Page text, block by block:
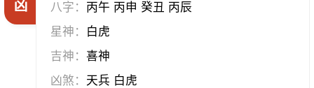
凶
八字： 丙午 丙申 癸丑 丙辰
星神： 白虎
吉神：喜神
凶煞： 天兵 白虎